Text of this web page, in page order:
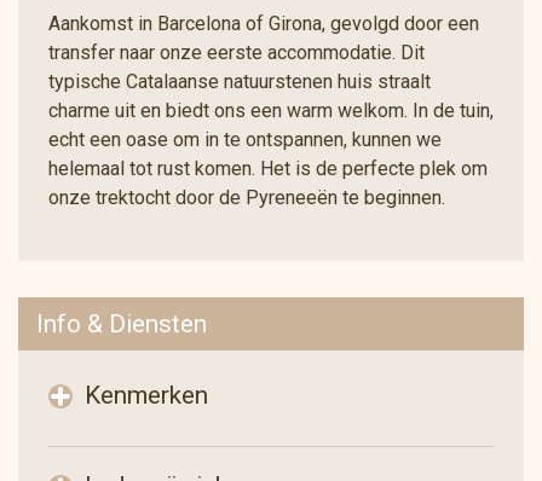
Aankomst in Barcelona of Girona, gevolgd door een
transfer naar onze eerste accommodatie. Dit
typische Catalaanse natuurstenen huis straalt
charme uit en biedt ons een warm welkom. In de tuin,
echt een oase om in te ontspannen, kunnen we
helemaal tot rust komen. Het is de perfecte plek om
onze trektocht door de Pyreneeën te beginnen.
Info & Diensten
Kenmerken